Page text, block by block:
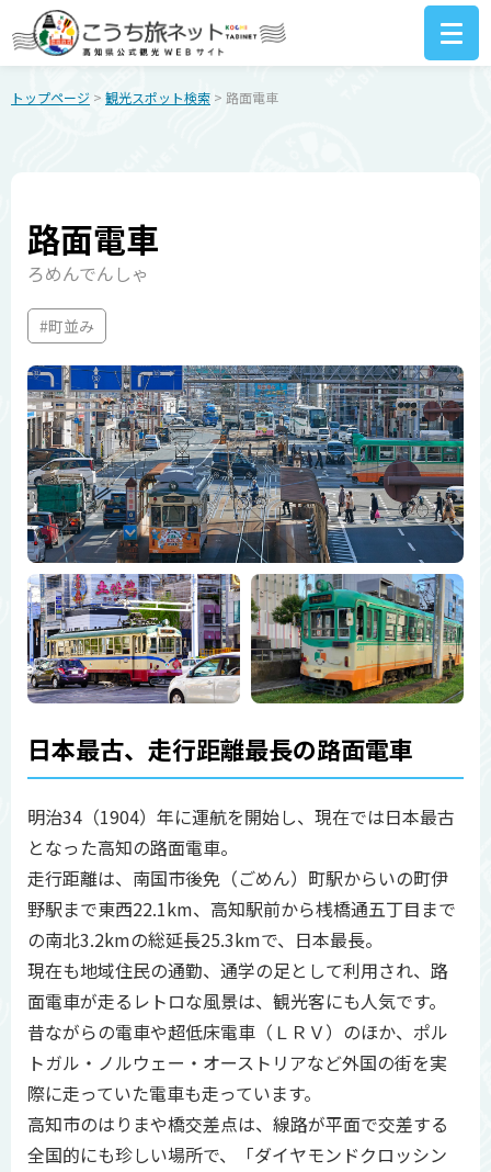
トップページ > 観光スポット検索 > 路面電車
路面電車
ろめんでんしゃ
#町並み
日本最古、走行距離最長の路面電車
明治34（1904）年に運航を開始し、現在では日本最古
となった高知の路面電車。
走行距離は、南国市後免（ごめん）町駅からいの町伊
野駅まで東西22.1km、高知駅前から桟橋通五丁目まで
の南北3.2kmの総延長25.3kmで、日本最長。
現在も地域住民の通勤、通学の足として利用され、路
面電車が走るレトロな風景は、観光客にも人気です。
昔ながらの電車や超低床電車（ＬＲＶ）のほか、ポル
トガル・ノルウェー・オーストリアなど外国の街を実
際に走っていた電車も走っています。
高知市のはりまや橋交差点は、線路が平面で交差する
全国的にも珍しい場所で、「ダイヤモンドクロッシン